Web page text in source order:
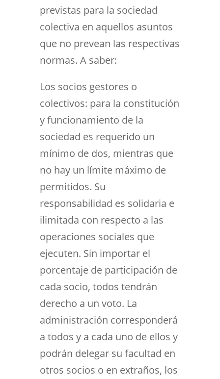
previstas para la sociedad
colectiva en aquellos asuntos
que no prevean las respectivas
normas. A saber:
Los socios gestores o
colectivos: para la constitución
y funcionamiento de la
sociedad es requerido un
mínimo de dos, mientras que
no hay un límite máximo de
permitidos. Su
responsabilidad es solidaria e
ilimitada con respecto a las
operaciones sociales que
ejecuten. Sin importar el
porcentaje de participación de
cada socio, todos tendrán
derecho a un voto. La
administración corresponderá
a todos y a cada uno de ellos y
podrán delegar su facultad en
otros socios o en extraños, los